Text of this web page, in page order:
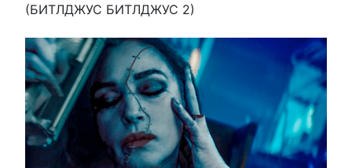
(БИТЛДЖУС БИТЛДЖУС 2)